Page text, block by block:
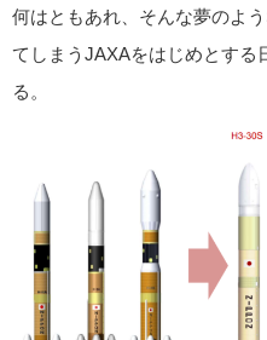
何はともあれ、そんな夢のよ
てしまうJAXAをはじめとする
る。